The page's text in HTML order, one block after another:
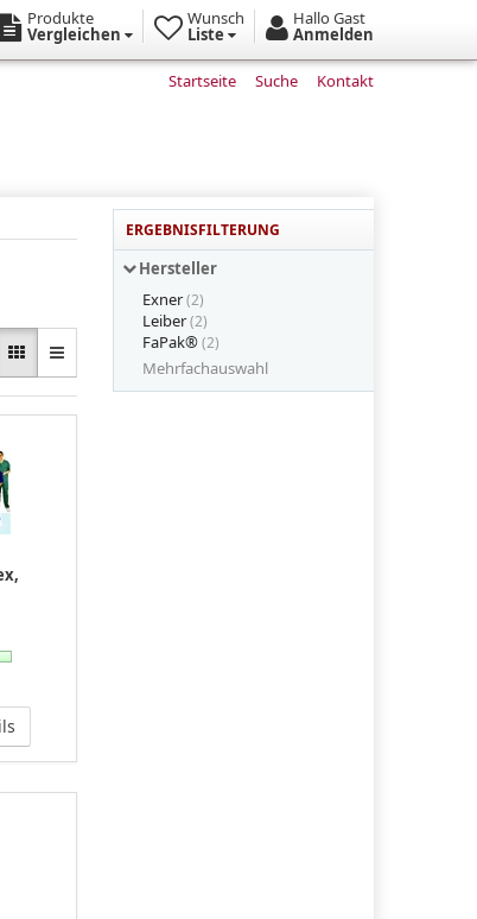
Hallo Gast
Anmelden
Wunsch
Liste
Produkte
Vergleichen
Startseite Suche Kontakt
ERGEBNISFILTERUNG
Hersteller
Exner(2)
Leiber(2)
FaPak®(2)
Mehrfachauswahl